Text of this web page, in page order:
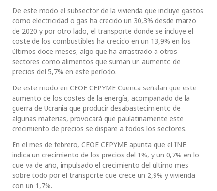
De este modo el subsector de la vivienda que incluye gastos
como electricidad o gas ha crecido un 30,3% desde marzo
de 2020 y por otro lado, el transporte donde se incluye el
coste de los combustibles ha crecido en un 13,9% en los
últimos doce meses, algo que ha arrastrado a otros
sectores como alimentos que suman un aumento de
precios del 5,7% en este período.
De este modo en CEOE CEPYME Cuenca señalan que este
aumento de los costes de la energía, acompañado de la
guerra de Ucrania que producir desabastecimiento de
algunas materias, provocará que paulatinamente este
crecimiento de precios se dispare a todos los sectores.
En el mes de febrero, CEOE CEPYME apunta que el INE
indica un crecimiento de los precios del 1%, y un 0,7% en lo
que va de año, impulsado el crecimiento del último mes
sobre todo por el transporte que crece un 2,9% y vivienda
con un 1,7%.